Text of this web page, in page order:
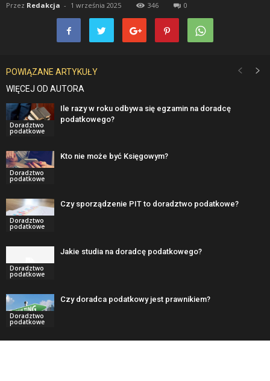
Przez Redakcja - 1 września 2025 346 0
POWIĄZANE ARTYKUŁY
WIĘCEJ OD AUTORA
Doradztwo
podatkowe
Ile razy w roku odbywa się egzamin na doradcę
podatkowego?
Doradztwo
podatkowe
Kto nie może być Księgowym?
Doradztwo
podatkowe
Czy sporządzenie PIT to doradztwo podatkowe?
Doradztwo
podatkowe
Jakie studia na doradcę podatkowego?
Doradztwo
podatkowe
Czy doradca podatkowy jest prawnikiem?